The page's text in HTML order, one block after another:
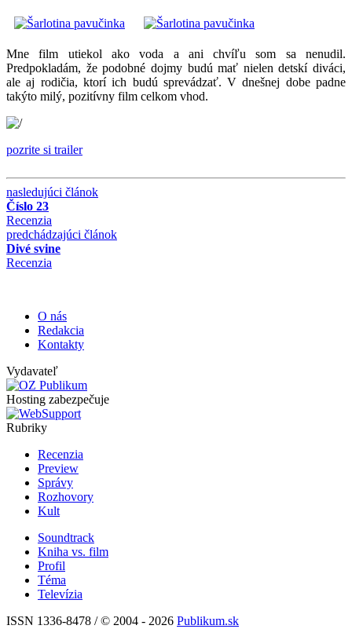
Mne film utiekol ako voda a ani chvíľu som sa nenudil.
Predpokladám, že podobné dojmy budú mať nielen detskí diváci,
ale aj rodičia, ktorí ich budú sprevádzať. V dnešnej dobe padne
takýto milý, pozitívny film celkom vhod.
pozrite si trailer
nasledujúci článok
Číslo 23
Recenzia
predchádzajúci článok
Divé svine
Recenzia
O nás
Redakcia
Kontakty
Vydavateľ
Hosting zabezpečuje
Rubriky
Recenzia
Preview
Správy
Rozhovory
Kult
Soundtrack
Kniha vs. film
Profil
Téma
Televízia
ISSN 1336-8478 / © 2004 - 2026 Publikum.sk